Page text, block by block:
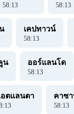
58:13 58:13
เคปทาวน์
58:13
น ออร์แลนโด
58:13
ตแลนตา
:13
คาซ
58:13